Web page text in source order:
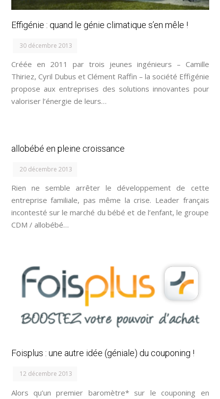
Effigénie : quand le génie climatique s’en mêle !
30 décembre 2013
Créée en 2011 par trois jeunes ingénieurs – Camille
Thiriez, Cyril Dubus et Clément Raffin – la société Effigénie
propose aux entreprises des solutions innovantes pour
valoriser l’énergie de leurs…
allobébé en pleine croissance
20 décembre 2013
Rien ne semble arrêter le développement de cette
entreprise familiale, pas même la crise. Leader français
incontesté sur le marché du bébé et de l’enfant, le groupe
CDM / allobébé…
Foisplus : une autre idée (géniale) du couponing !
12 décembre 2013
Alors qu’un premier baromètre* sur le couponing en